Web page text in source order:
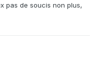
pas de soucis non plus,